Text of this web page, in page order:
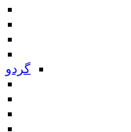
گردو